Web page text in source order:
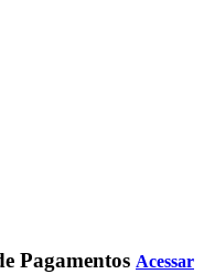
Pagamentos Acessar